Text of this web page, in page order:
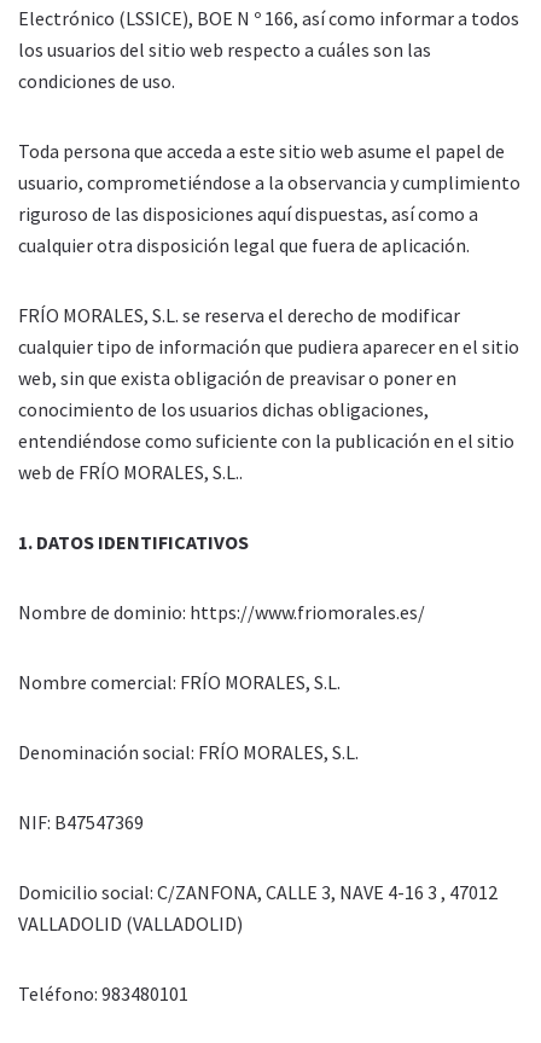
Electrónico (LSSICE), BOE N º 166, así como informar a todos
los usuarios del sitio web respecto a cuáles son las
condiciones de uso.
Toda persona que acceda a este sitio web asume el papel de
usuario, comprometiéndose a la observancia y cumplimiento
riguroso de las disposiciones aquí dispuestas, así como a
cualquier otra disposición legal que fuera de aplicación.
FRÍO MORALES, S.L. se reserva el derecho de modificar
cualquier tipo de información que pudiera aparecer en el sitio
web, sin que exista obligación de preavisar o poner en
conocimiento de los usuarios dichas obligaciones,
entendiéndose como suficiente con la publicación en el sitio
web de FRÍO MORALES, S.L..
1. DATOS IDENTIFICATIVOS
Nombre de dominio: https://www.friomorales.es/
Nombre comercial: FRÍO MORALES, S.L.
Denominación social: FRÍO MORALES, S.L.
NIF: B47547369
Domicilio social: C/ZANFONA, CALLE 3, NAVE 4-16 3 , 47012
VALLADOLID (VALLADOLID)
Teléfono: 983480101